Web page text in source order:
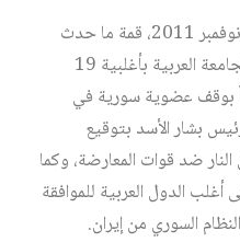
ويمكن اعتبار 12 تشرين الثاني/ نوفمبر 2011، قمة ما حدث
بهذا الخصوص، عندما أصدرت الجامعة العربية بأغلبية 19
قراراً بوقف عضوية سورية في
بشار الأسد بتوقيع
ضد قوات المعارضة، وكما
الدول العربية للموافقة
السوري من إيران.